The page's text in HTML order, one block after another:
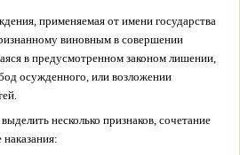
применяемая от имени государства
виновным в совершении
в предусмотренном законом лишении,
осужденного, или возложении
несколько признаков, сочетание